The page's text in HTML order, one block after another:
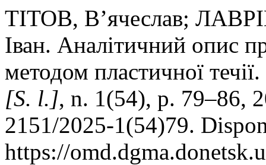
ТІТОВ, В’ячеслав;
Іван. Аналітичний опис
методом пластичної течії.
[S. l.], n. 1(54), p. 79–86,
2151/2025-1(54)79.
https://